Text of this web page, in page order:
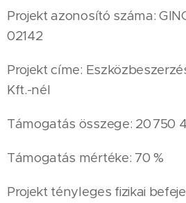
Projekt azonosító száma:
02142
Projekt címe:
Kft.-nél
Támogatás összege: 20 750
Támogatás mértéke: 70 %
Projekt tényleges fizikai